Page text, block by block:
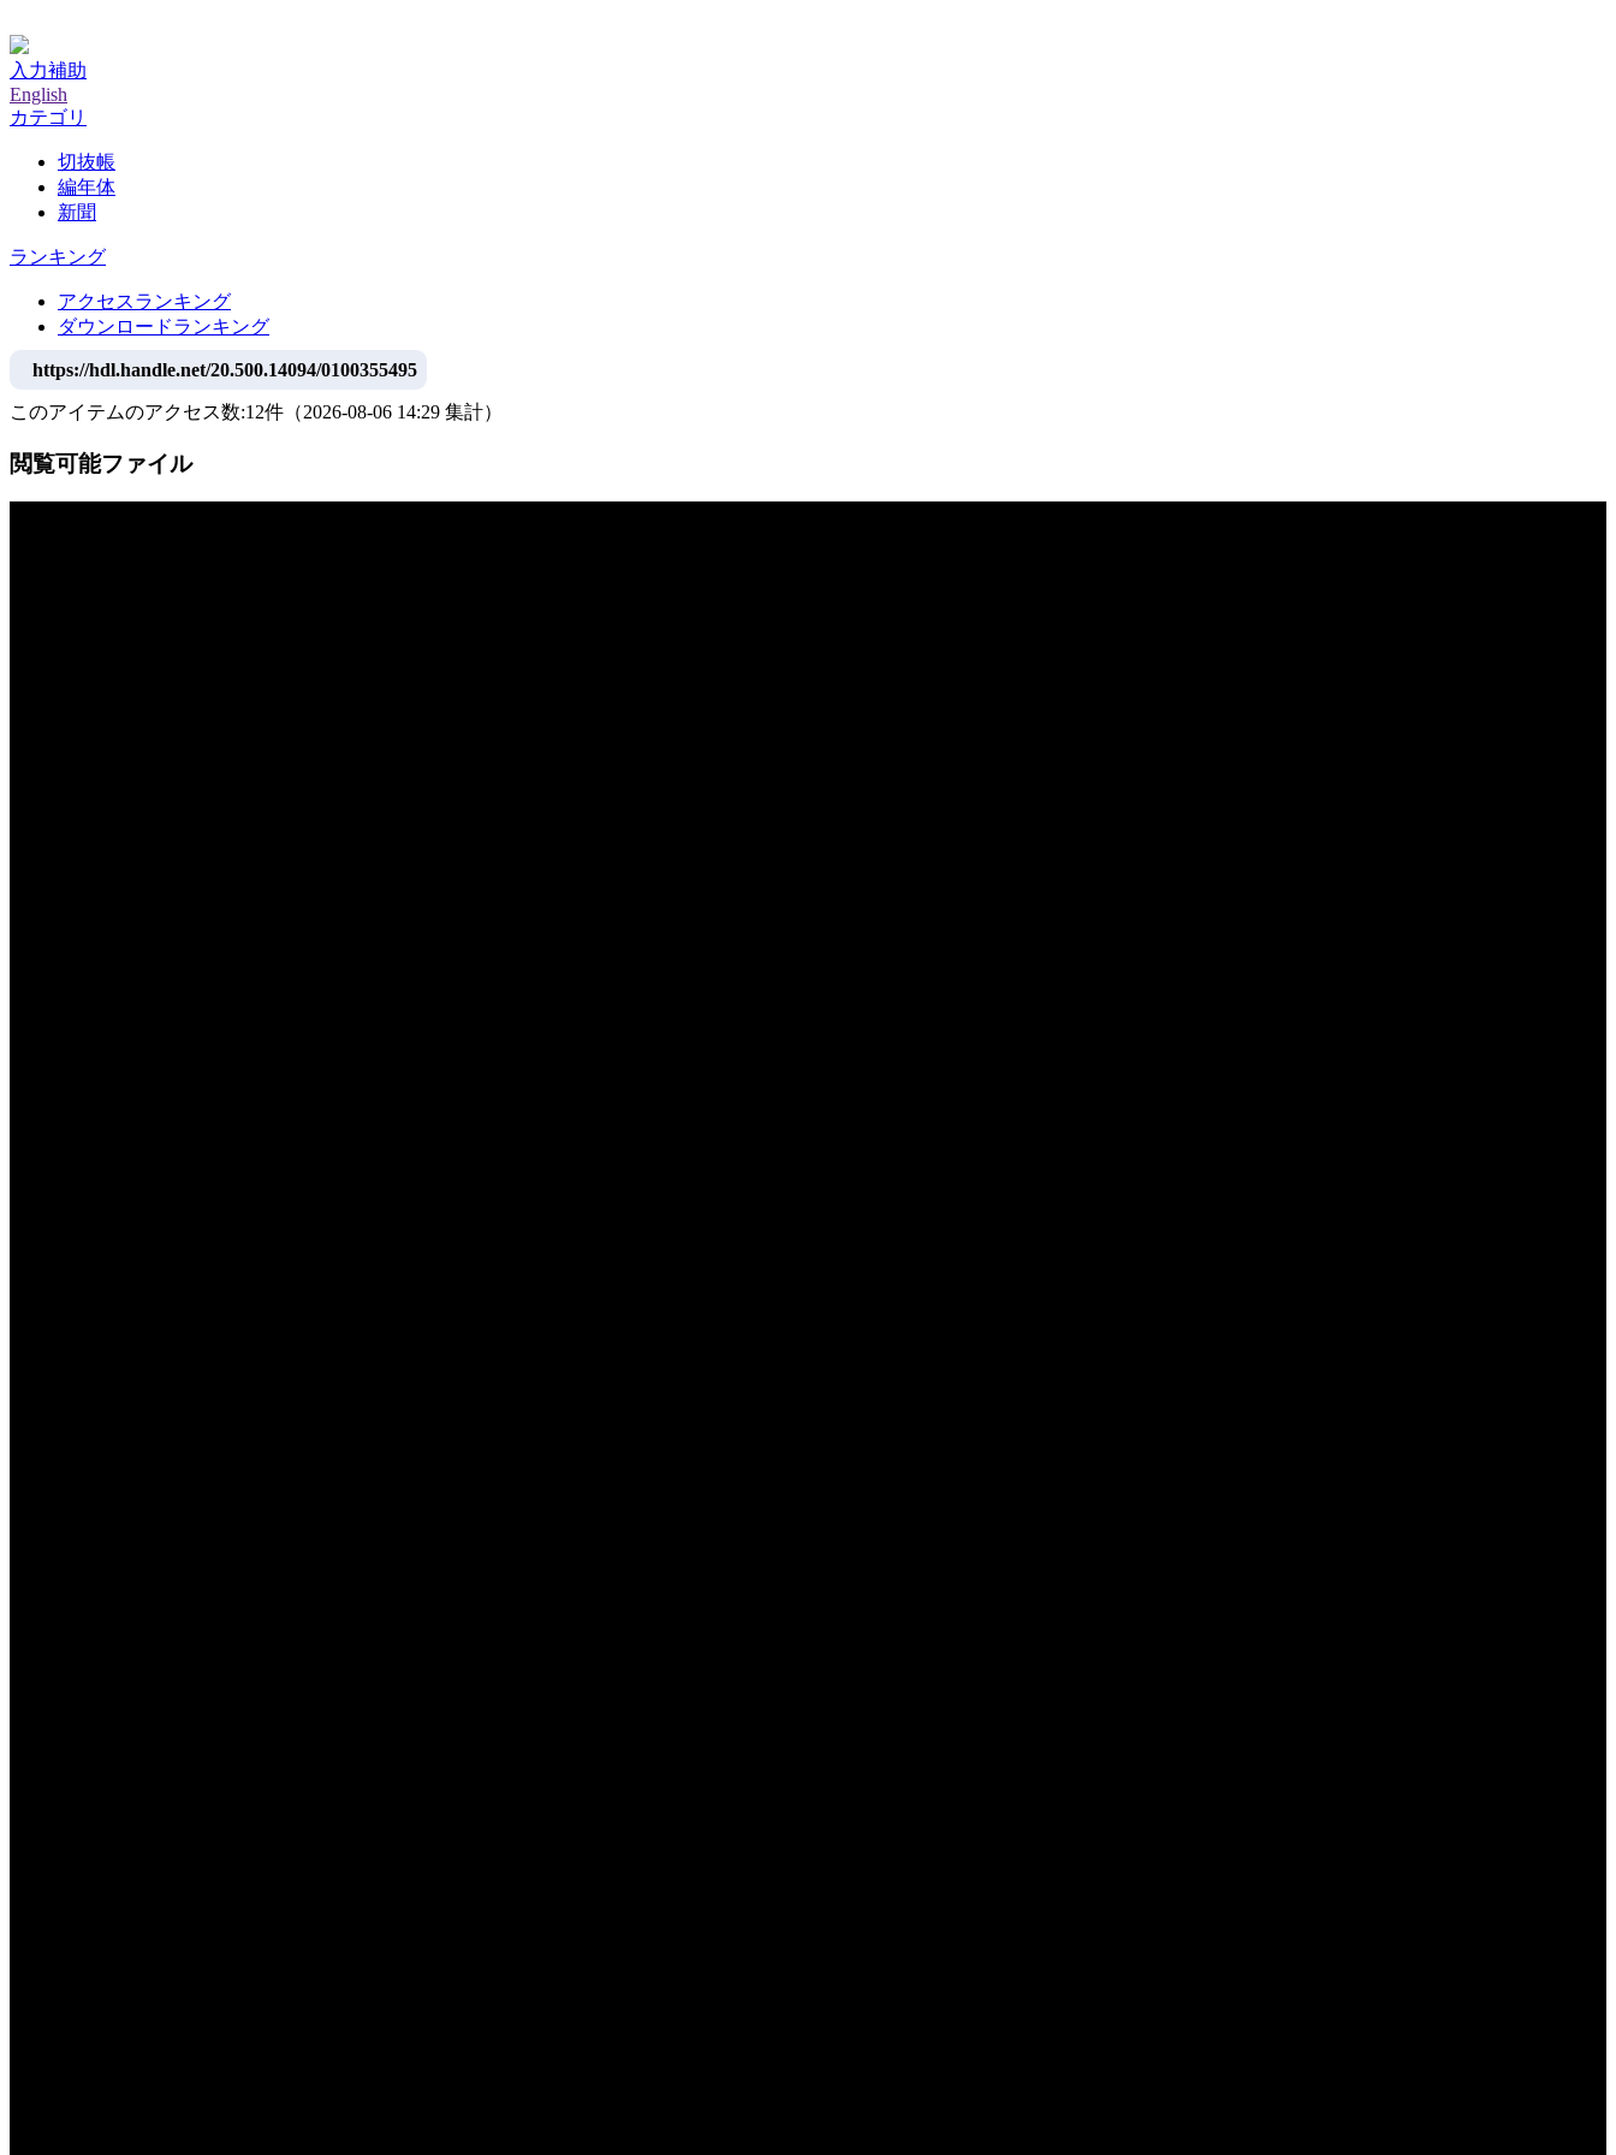
入力補助
English
カテゴリ
切抜帳
編年体
新聞
ランキング
アクセスランキング
ダウンロードランキング
https://hdl.handle.net/20.500.14094/0100355495
このアイテムのアクセス数:12件 （2026-08-06 14:29 集計）
閲覧可能ファイル